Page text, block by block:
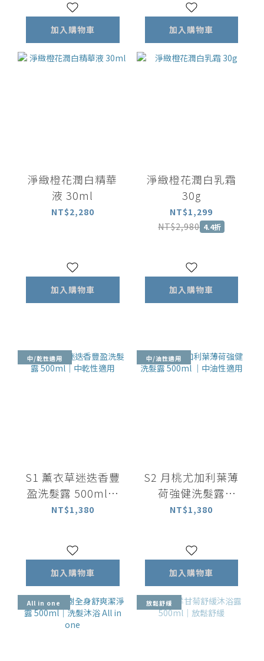
加入購物車 加入購物車
淨緻橙花潤白精華
液 30ml
NT$2,280
加入購物車
淨緻橙花潤白乳霜
30g
NT$1,299
NT$2,980 4.4折
加入購物車
中/乾性適用
S1 薰衣草迷迭香豐
盈洗髮露 500ml｜
中乾性適用
NT$1,380
加入購物車
中/油性適用
S2 月桃尤加利葉薄
荷強健洗髮露
500ml ｜中油性適
NT$1,380
加入購物車
All in one 放鬆舒緩